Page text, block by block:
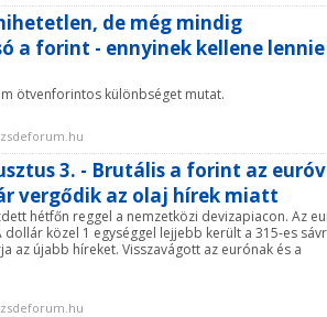
de még mindig
a forint - ennyinek kellene lennie
ötvenforintos különbséget mutat.
3. - Brutális a forint az
vergődik az olaj hírek miatt
hétfőn reggel a nemzetközi devizapiacon. Az
dollár közel 1 egységgel lejjebb került a 315-es
az újabb híreket. Visszavágott az eurónak és a